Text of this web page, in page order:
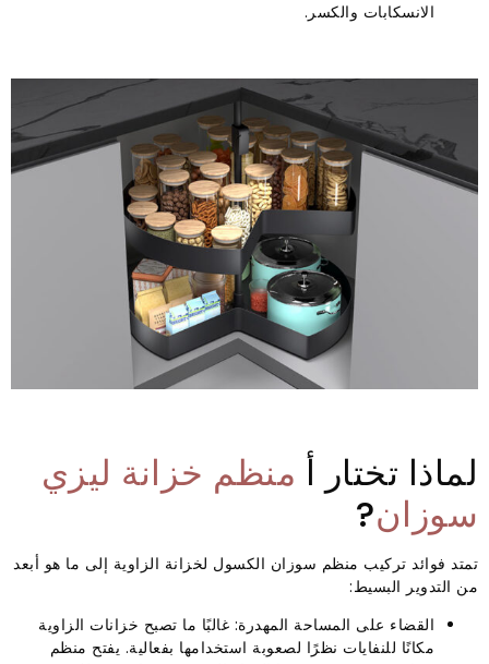
الانسكابات والكسر.
لماذا تختار أ منظم خزانة ليزي
سوزان?
تمتد فوائد تركيب منظم سوزان الكسول لخزانة الزاوية إلى ما هو أبعد
من التدوير البسيط:
القضاء على المساحة المهدرة: غالبًا ما تصبح خزانات الزاوية
مكانًا للنفايات نظرًا لصعوبة استخدامها بفعالية. يفتح منظم